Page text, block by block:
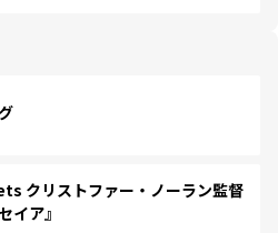
クリストファー・ノーラン監督
イア』